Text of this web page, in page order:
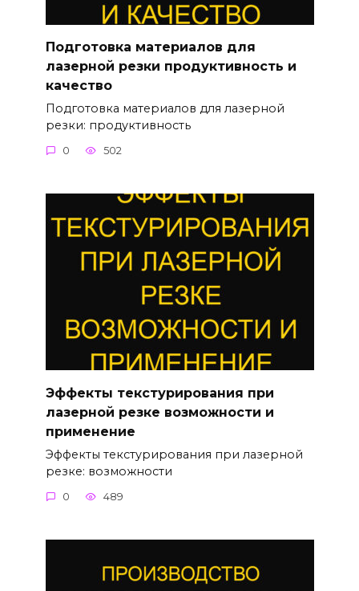
Подготовка материалов для
лазерной резки продуктивность и
качество
Подготовка материалов для лазерной
резки: продуктивность
0 502
Эффекты текстурирования при
лазерной резке возможности и
применение
Эффекты текстурирования при лазерной
резке: возможности
0 489